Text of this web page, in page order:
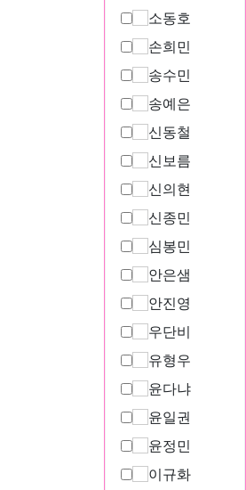
소동호
손희민
송수민
송예은
신동철
신보름
신의현
신종민
심봉민
안은샘
안진영
우단비
유형우
윤다냐
윤일권
윤정민
이규화